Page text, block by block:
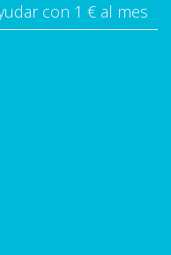
con 1 € al mes